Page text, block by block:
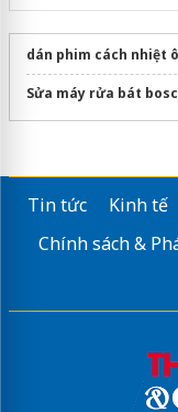
dán phim cách nhiệt
Sửa máy rửa bát
Tin tức Kinh tế
Chính sách &